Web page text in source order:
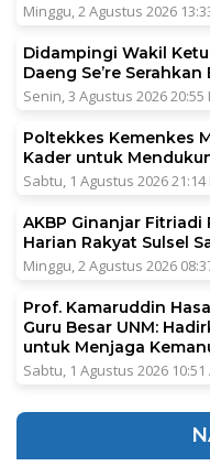
Minggu, 2 Agustus 2026
Didampingi Wakil
Daeng Se’re
Senin, 3 Agustus 2026 20:55
Poltekkes Kemenkes
Kader untuk
Sabtu, 1 Agustus 2026 21:14
AKBP Ginanjar Fitriadi
Harian Rakyat Sulsel
Minggu, 2 Agustus 2026
Prof. Kamaruddin
Guru Besar UNM:
untuk Menjaga
Sabtu, 1 Agustus 2026 10:51